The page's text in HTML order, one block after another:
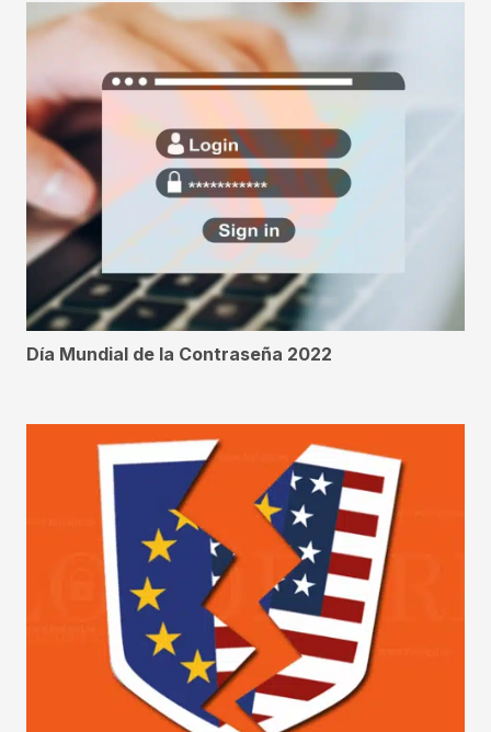
Día Mundial de la Contraseña 2022